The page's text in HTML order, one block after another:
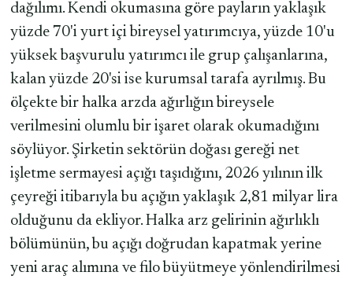
dağılımı. Kendi okumasına göre payların yaklaşık
yüzde 70'i yurt içi bireysel yatırımcıya, yüzde 10'u
yüksek başvurulu yatırımcı ile grup çalışanlarına,
kalan yüzde 20'si ise kurumsal tarafa ayrılmış. Bu
ölçekte bir halka arzda ağırlığın bireysele
verilmesini olumlu bir işaret olarak okumadığını
söylüyor. Şirketin sektörün doğası gereği net
işletme sermayesi açığı taşıdığını, 2026 yılının ilk
çeyreği itibarıyla bu açığın yaklaşık 2,81 milyar lira
olduğunu da ekliyor. Halka arz gelirinin ağırlıklı
bölümünün, bu açığı doğrudan kapatmak yerine
yeni araç alımına ve filo büyütmeye yönlendirilmesi